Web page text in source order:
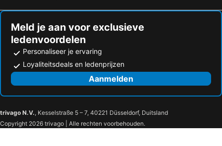
Meld je aan voor exclusieve
ledenvoordelen
Personaliseer je ervaring
Loyaliteitsdeals en ledenprijzen
Aanmelden
trivago N.V., Kesselstraße 5 – 7, 40221 Düsseldorf, Duitsland
Copyright 2026 trivago | Alle rechten voorbehouden.